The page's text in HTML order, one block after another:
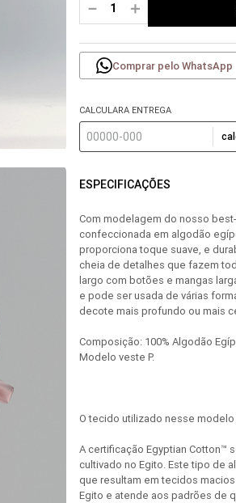
＋
－
Comprar pelo WhatsApp
CALCULARA ENTREGA
ESPECIFICAÇÕES
Com modelagem do nosso best-
confeccionada em algodão
proporciona toque suave, e
cheia de detalhes que fazem
largo com botões e mangas
e pode ser usada de várias
decote mais profundo ou mais
Composição: 100% Algodão
Modelo veste P.
O tecido utilizado nesse
A certificação Egyptian Cotton™
cultivado no Egito. Este tipo de
que resultam em tecidos
Egito e atende aos padrões de